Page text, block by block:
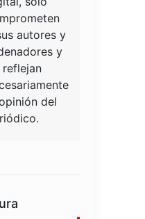
autores y
y
reflejan
del